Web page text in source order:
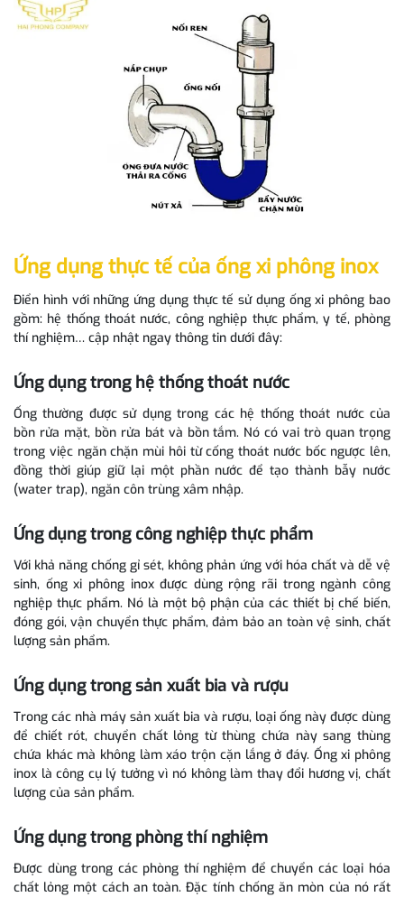
Ứng dụng thực tế của ống xi phông inox
Điển hình với những ứng dụng thực tế sử dụng ống xi phông bao
gồm: hệ thống thoát nước, công nghiệp thực phẩm, y tế, phòng
thí nghiệm… cập nhật ngay thông tin dưới đây:
Ứng dụng trong hệ thống thoát nước
Ống thường được sử dụng trong các hệ thống thoát nước của
bồn rửa mặt, bồn rửa bát và bồn tắm. Nó có vai trò quan trọng
trong việc ngăn chặn mùi hôi từ cống thoát nước bốc ngược lên,
đồng thời giúp giữ lại một phần nước để tạo thành bẫy nước
(water trap), ngăn côn trùng xâm nhập.
Ứng dụng trong công nghiệp thực phẩm
Với khả năng chống gỉ sét, không phản ứng với hóa chất và dễ vệ
sinh, ống xi phông inox được dùng rộng rãi trong ngành công
nghiệp thực phẩm. Nó là một bộ phận của các thiết bị chế biến,
đóng gói, vận chuyển thực phẩm, đảm bảo an toàn vệ sinh, chất
lượng sản phẩm.
Ứng dụng trong sản xuất bia và rượu
Trong các nhà máy sản xuất bia và rượu, loại ống này được dùng
để chiết rót, chuyển chất lỏng từ thùng chứa này sang thùng
chứa khác mà không làm xáo trộn cặn lắng ở đáy. Ống xi phông
inox là công cụ lý tưởng vì nó không làm thay đổi hương vị, chất
lượng của sản phẩm.
Ứng dụng trong phòng thí nghiệm
Được dùng trong các phòng thí nghiệm để chuyển các loại hóa
chất lỏng một cách an toàn. Đặc tính chống ăn mòn của nó rất